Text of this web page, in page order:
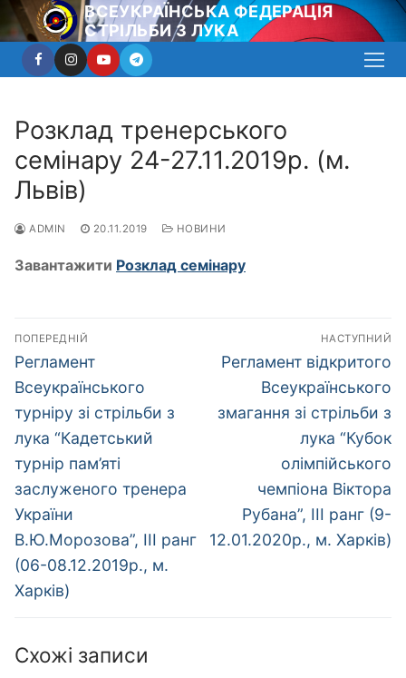
Перейти
до
вмісту
ВСЕУКРАЇНСЬКА ФЕДЕРАЦІЯ
СТРІЛЬБИ З ЛУКА
Розклад тренерського
семінару 24-27.11.2019р. (м.
Львів)
ADMIN 20.11.2019 НОВИНИ
Завантажити Розклад семінару
Навігація
записів
ПОПЕРЕДНІЙ
Попередній
запис:
Регламент
Всеукраїнського
турніру зі стрільби з
лука “Кадетський
турнір пам’яті
заслуженого тренера
України
В.Ю.Морозова”, ІІІ ранг
(06-08.12.2019р., м.
Харків)
НАСТУПНИЙ
Наступний
запис:
Регламент відкритого
Всеукраїнського
змагання зі стрільби з
лука “Кубок
олімпійського
чемпіона Віктора
Рубана”, ІІІ ранг (9-
12.01.2020р., м. Харків)
Схожі записи